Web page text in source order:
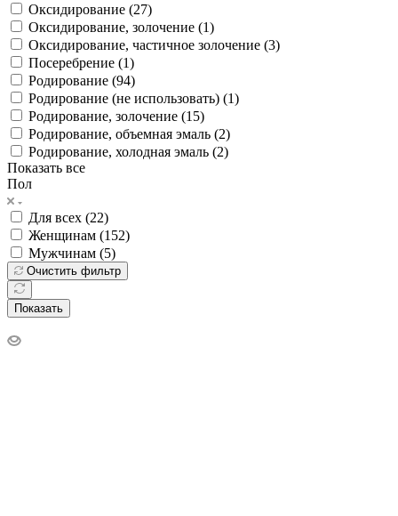
Оксидирование (27)
Оксидирование, золочение (1)
Оксидирование, частичное золочение (3)
Посеребрение (1)
Родирование (94)
Родирование (не использовать) (1)
Родирование, золочение (15)
Родирование, объемная эмаль (2)
Родирование, холодная эмаль (2)
Показать все
Пол
Для всех (22)
Женщинам (152)
Мужчинам (5)
Очистить фильтр
Показать